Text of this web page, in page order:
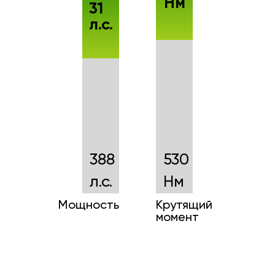
388
л.с.
Мощность
31
л.с.
530
Нм
Крутящий
момент
Нм